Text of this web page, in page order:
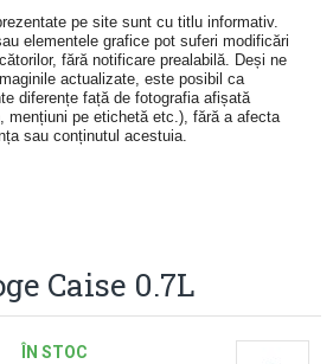
pe site sunt cu titlu informativ.
elementele grafice pot suferi modificări
fără notificare prealabilă. Deși ne
actualizate, este posibil ca
diferențe față de fotografia afișată
mențiuni pe etichetă etc.), fără a afecta
sau conținutul acestuia.
Caise 0.7L
ÎN STOC